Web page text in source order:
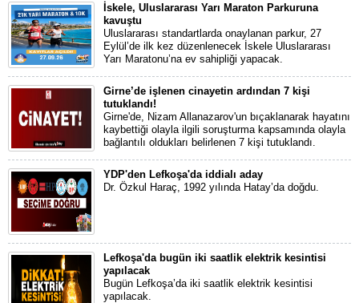
İskele, Uluslararası Yarı Maraton Parkuruna
kavuştu
Uluslararası standartlarda onaylanan parkur, 27
Eylül’de ilk kez düzenlenecek İskele Uluslararası
Yarı Maratonu’na ev sahipliği yapacak.
Girne’de işlenen cinayetin ardından 7 kişi
tutuklandı!
Girne'de, Nizam Allanazarov'un bıçaklanarak hayatını
kaybettiği olayla ilgili soruşturma kapsamında olayla
bağlantılı oldukları belirlenen 7 kişi tutuklandı.
YDP'den Lefkoşa'da iddialı aday
Dr. Özkul Haraç, 1992 yılında Hatay’da doğdu.
Lefkoşa'da bugün iki saatlik elektrik kesintisi
yapılacak
Bugün Lefkoşa’da iki saatlik elektrik kesintisi
yapılacak.